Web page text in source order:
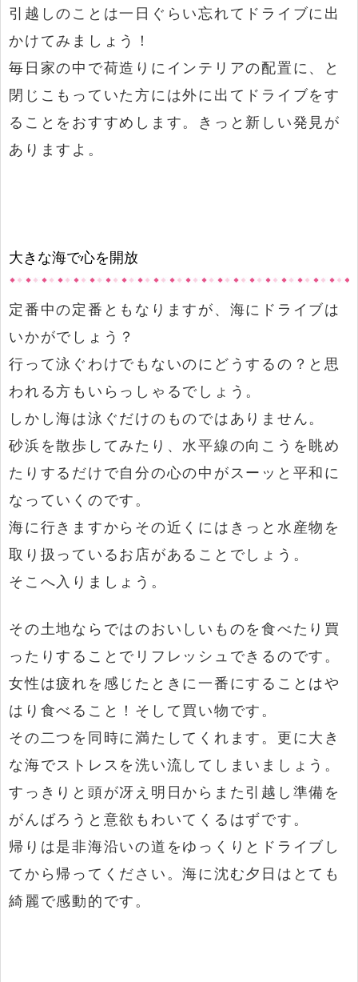
引越しのことは一日ぐらい忘れてドライブに出
かけてみましょう！
毎日家の中で荷造りにインテリアの配置に、と
閉じこもっていた方には外に出てドライブをす
ることをおすすめします。きっと新しい発見が
ありますよ。
大きな海で心を開放
定番中の定番ともなりますが、海にドライブは
いかがでしょう？
行って泳ぐわけでもないのにどうするの？と思
われる方もいらっしゃるでしょう。
しかし海は泳ぐだけのものではありません。
砂浜を散歩してみたり、水平線の向こうを眺め
たりするだけで自分の心の中がスーッと平和に
なっていくのです。
海に行きますからその近くにはきっと水産物を
取り扱っているお店があることでしょう。
そこへ入りましょう。
その土地ならではのおいしいものを食べたり買
ったりすることでリフレッシュできるのです。
女性は疲れを感じたときに一番にすることはや
はり食べること！そして買い物です。
その二つを同時に満たしてくれます。更に大き
な海でストレスを洗い流してしまいましょう。
すっきりと頭が冴え明日からまた引越し準備を
がんばろうと意欲もわいてくるはずです。
帰りは是非海沿いの道をゆっくりとドライブし
てから帰ってください。海に沈む夕日はとても
綺麗で感動的です。